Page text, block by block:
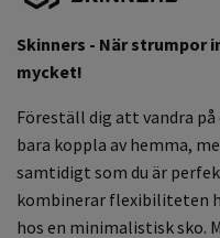
Skinners - När strumpor
mycket!
Föreställ dig att vandra
bara koppla av hemma,
samtidigt som du är
kombinerar flexibiliteten
hos en minimalistisk sko.